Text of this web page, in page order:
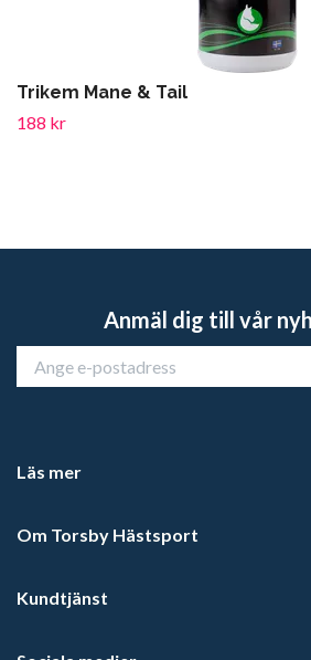
Trikem Mane & Tail
188 kr
Anmäl dig till vår
Läs mer
Om Torsby Hästsport
Kundtjänst